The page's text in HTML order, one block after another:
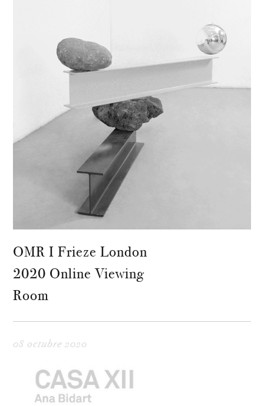
OMR I Frieze London
2020 Online Viewing
Room
08 octubre 2020